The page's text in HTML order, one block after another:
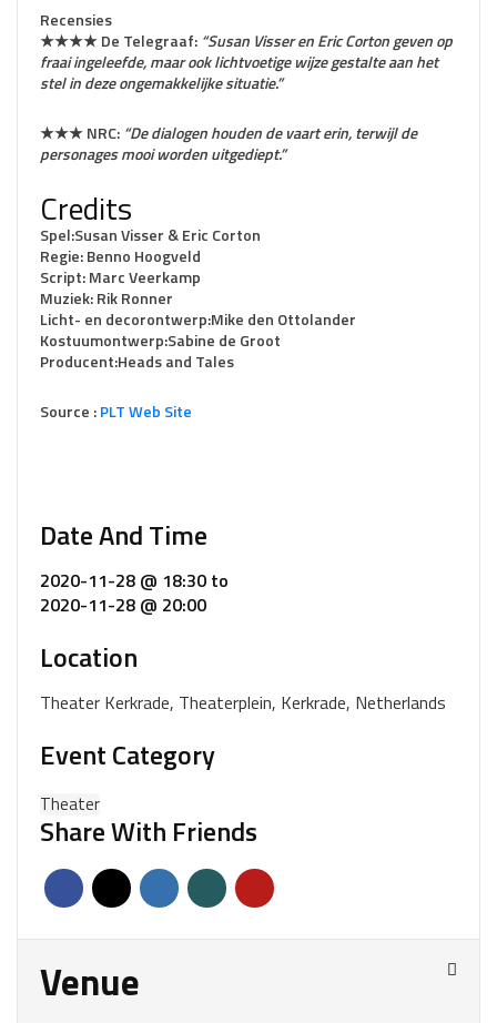
Recensies
★★★★ De Telegraaf: “Susan Visser en Eric Corton geven op
fraai ingeleefde, maar ook lichtvoetige wijze gestalte aan het
stel in deze ongemakkelijke situatie.”
★★★ NRC: “De dialogen houden de vaart erin, terwijl de
personages mooi worden uitgediept.”
Credits
Spel:Susan Visser & Eric Corton
Regie: Benno Hoogveld
Script: Marc Veerkamp
Muziek: Rik Ronner
Licht- en decorontwerp:Mike den Ottolander
Kostuumontwerp:Sabine de Groot
Producent:Heads and Tales
Source :PLT Web Site
Date And Time
2020-11-28 @ 18:30 to
2020-11-28 @ 20:00
Location
Theater Kerkrade, Theaterplein, Kerkrade, Netherlands
Event Category
Theater
Share With Friends
Venue